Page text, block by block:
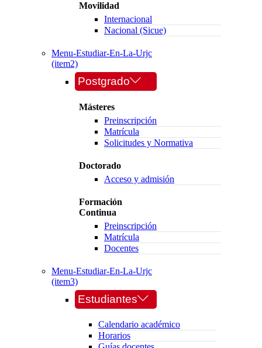
Movilidad
Internacional
Nacional (Sicue)
Menu-Estudiar-En-La-Urjc
(item2)
Postgrado
Másteres
Preinscripción
Matrícula
Solicitudes y Normativa
Doctorado
Acceso y admisión
Formación
Continua
Preinscripción
Matrícula
Docentes
Menu-Estudiar-En-La-Urjc
(item3)
Estudiantes
Calendario académico
Horarios